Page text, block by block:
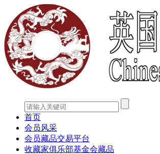
首页
会员风采
会员藏品交易平台
收藏家俱乐部基金会藏品